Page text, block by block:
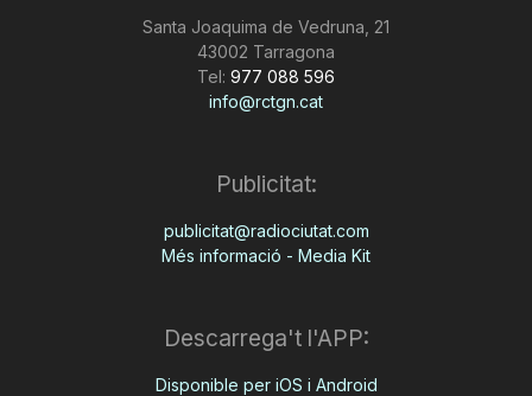
Santa Joaquima de Vedruna, 21
43002 Tarragona
Tel: 977 088 596
info@rctgn.cat
Publicitat:
publicitat@radiociutat.com
Més informació - Media Kit
Descarrega't l'APP:
Disponible per iOS i Android